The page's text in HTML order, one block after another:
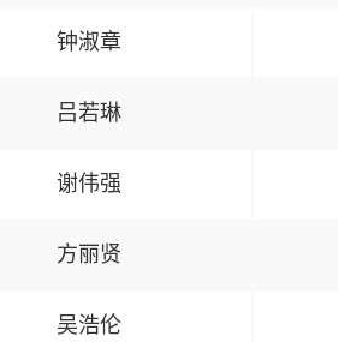
钟淑章
吕若琳
谢伟强
方丽贤
吴浩伦